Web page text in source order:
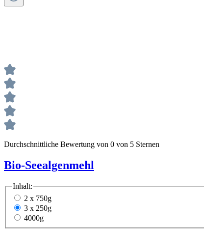
Durchschnittliche Bewertung von 0 von 5 Sternen
Bio-Seealgenmehl
Inhalt:
2 x 750g
3 x 250g
4000g